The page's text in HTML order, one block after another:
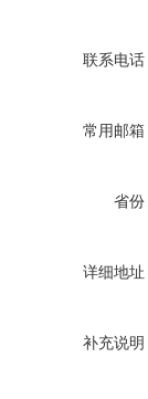
联系电话
常用邮箱
省份
详细地址
补充说明